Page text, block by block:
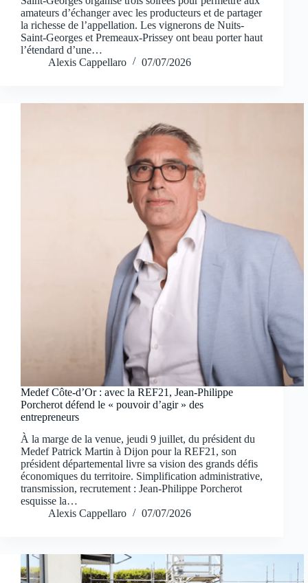
amateurs d’échanger avec les producteurs et de partager
la richesse de l’appellation. Les vignerons de Nuits-
Saint-Georges et Premeaux-Prissey ont beau porter haut
l’étendard d’une…
Alexis Cappellaro
07/07/2026
Medef Côte-d’Or : avec la REF21, Jean-Philippe
Porcherot défend le « pouvoir d’agir » des
entrepreneurs
À la marge de la venue, jeudi 9 juillet, du président du
Medef Patrick Martin à Dijon pour la REF21, son
président départemental livre sa vision des grands défis
économiques du territoire. Simplification administrative,
transmission, recrutement : Jean-Philippe Porcherot
esquisse la…
Alexis Cappellaro
07/07/2026